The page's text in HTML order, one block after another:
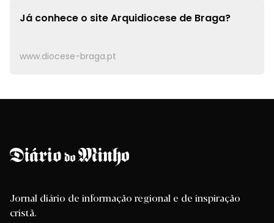
Já conhece o siteArquidiocese de Braga?
www.diocese-braga.pt
Jornal diário de informação regional e de inspiração
cristã.